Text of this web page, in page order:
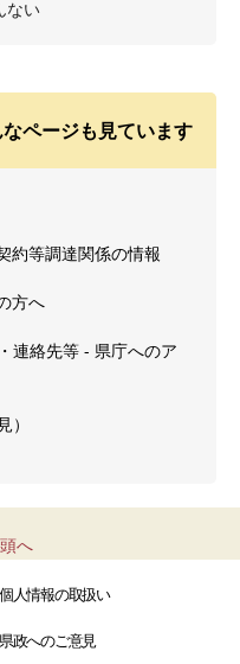
ない
ページも見ています
約等調達関係の情報
方へ
連絡先等 - 県庁へのア
へ
個人情報の取扱い
県政へのご意見